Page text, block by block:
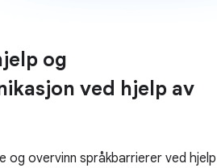
og
ved hjelp av
og overvinn språkbarrierer ved hjelp